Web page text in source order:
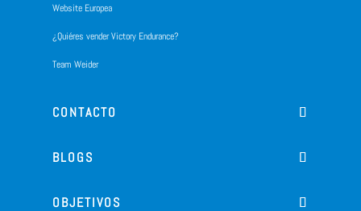
Website Europea
¿Quiéres vender Victory Endurance?
Team Weider
CONTACTO
BLOGS
OBJETIVOS